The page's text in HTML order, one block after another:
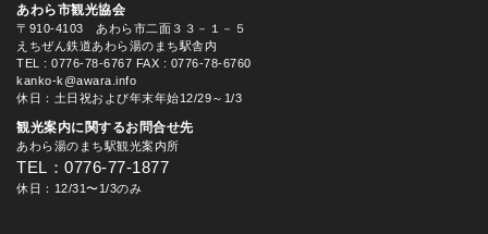
あわら市観光協会
〒910-4103 あわら市二面３３－１－５
えちぜん鉄道あわら湯のまち駅舎内
TEL
: 0776-78-6767 FAX : 0776-78-6760
kanko-k@awara.info
休日：土日祝および年末年始12/29～1/3
観光案内に関するお問合せ先
あわら湯のまち駅観光案内所
TEL：0776-77-1877
休日：12/31〜1/3のみ